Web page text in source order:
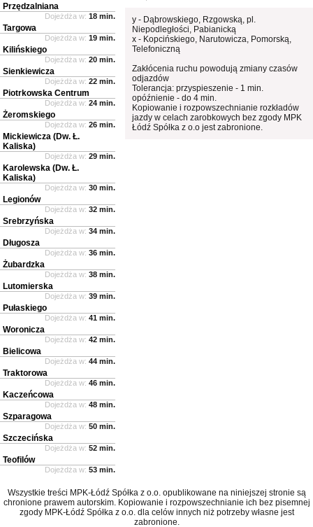
y - Dąbrowskiego, Rzgowską, pl.
Niepodległości, Pabianicką
x - Kopcińskiego, Narutowicza, Pomorską,
Telefoniczną
Zakłócenia ruchu powodują zmiany czasów
odjazdów
Tolerancja: przyspieszenie - 1 min.
opóźnienie - do 4 min.
Kopiowanie i rozpowszechnianie rozkładów
jazdy w celach zarobkowych bez zgody MPK
Łódź Spółka z o.o jest zabronione.
Przędzalniana
Dojeżdża w: 18 min.
Targowa
Dojeżdża w: 19 min.
Kilińskiego
Dojeżdża w: 20 min.
Sienkiewicza
Dojeżdża w: 22 min.
Piotrkowska Centrum
Dojeżdża w: 24 min.
Żeromskiego
Dojeżdża w: 26 min.
Mickiewicza (Dw. Ł.
Kaliska)
Dojeżdża w: 29 min.
Karolewska (Dw. Ł.
Kaliska)
Dojeżdża w: 30 min.
Legionów
Dojeżdża w: 32 min.
Srebrzyńska
Dojeżdża w: 34 min.
Długosza
Dojeżdża w: 36 min.
Żubardzka
Dojeżdża w: 38 min.
Lutomierska
Dojeżdża w: 39 min.
Pułaskiego
Dojeżdża w: 41 min.
Woronicza
Dojeżdża w: 42 min.
Bielicowa
Dojeżdża w: 44 min.
Traktorowa
Dojeżdża w: 46 min.
Kaczeńcowa
Dojeżdża w: 48 min.
Szparagowa
Dojeżdża w: 50 min.
Szczecińska
Dojeżdża w: 52 min.
Teofilów
Dojeżdża w: 53 min.
Wszystkie treści MPK-Łódź Spółka z o.o. opublikowane na niniejszej stronie są
chronione prawem autorskim. Kopiowanie i rozpowszechnianie ich bez pisemnej
zgody MPK-Łódź Spółka z o.o. dla celów innych niż potrzeby własne jest
zabronione.